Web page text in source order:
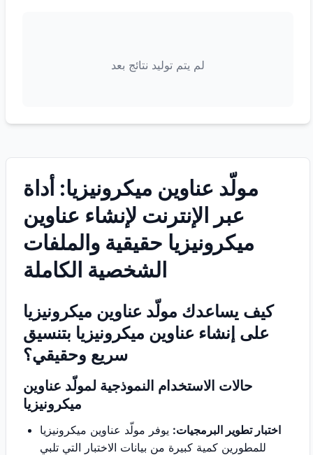
لم يتم توليد نتائج بعد
مولّد عناوين ميكرونيزيا: أداة
عبر الإنترنت لإنشاء عناوين
ميكرونيزيا حقيقية والملفات
الشخصية الكاملة
كيف يساعدك مولّد عناوين ميكرونيزيا
على إنشاء عناوين ميكرونيزيا بتنسيق
سريع وحقيقي؟
حالات الاستخدام النموذجية لمولّد عناوين
ميكرونيزيا
اختبار تطوير البرمجيات: يوفر مولّد عناوين ميكرونيزيا
للمطورين كمية كبيرة من بيانات الاختبار التي تلبي